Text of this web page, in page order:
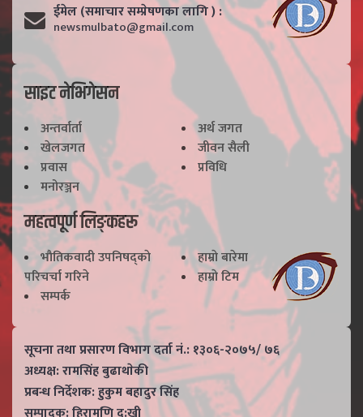
ईमेल (समाचार सम्प्रेषणका लागि ) :
newsmulbato@gmail.com
साइट नेभिगेसन
अन्तर्वार्ता
अर्थ जगत
खेलजगत
जीवन सैली
प्रवास
प्रविधि
मनोरञ्जन
महत्वपूर्ण लिङ्कहरू
भाैतिकवादी उपनिषद्काे
परिचर्चा गरिने
हाम्राे बारेमा
हाम्राे टिम
सम्पर्क
सूचना तथा प्रसारण विभाग दर्ता नं.: १३०६-२०७५/ ७६
अध्यक्ष: रामसिंह बुढाथाेकी
प्रबन्ध निर्देशक: हुकुम बहादुर सिंह